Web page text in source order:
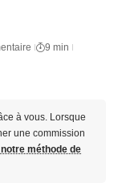
9 min
à vous. Lorsque
une commission
méthode de